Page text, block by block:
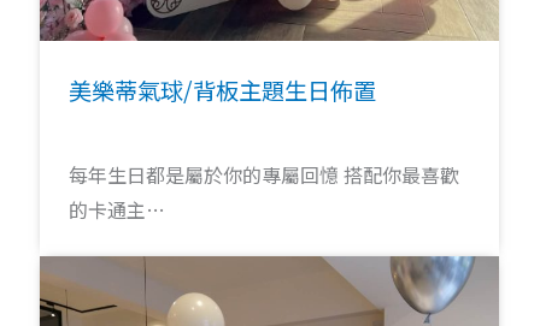
美樂蒂氣球/背板主題生日佈置
每年生日都是屬於你的專屬回憶 搭配你最喜歡
的卡通主…